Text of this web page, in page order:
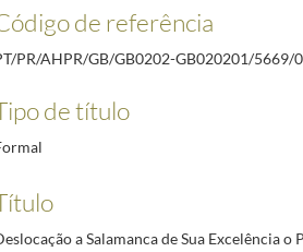
de Jorge Sampaio e de Sua Excelência o
Jorge Sampaio ao Reino da Bélgica. 18 a 20 de Outubro
[no Hotel Tivoli]. 3 de Novembro de 2005.
de referência
PR/AHPR/GB/GB0202-GB020201/5669/
de título
a Salamanca de Sua Excelência